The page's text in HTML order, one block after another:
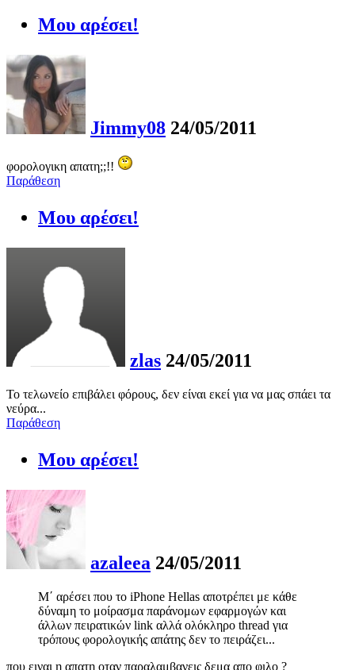
Μου αρέσει!
Jimmy08 24/05/2011
φορολογικη απατη;;!!
Παράθεση
Μου αρέσει!
zlas 24/05/2011
Το τελωνείο επιβάλει φόρους, δεν είναι εκεί για να μας σπάει τα
νεύρα...
Παράθεση
Μου αρέσει!
azaleea 24/05/2011
Μ΄ αρέσει που το iPhone Hellas αποτρέπει με κάθε
δύναμη το μοίρασμα παράνομων εφαρμογών και
άλλων πειρατικών link αλλά ολόκληρο thread για
τρόπους φορολογικής απάτης δεν το πειράζει...
που ειναι η απατη οταν παραλαμβανεις δεμα απο φιλο ?